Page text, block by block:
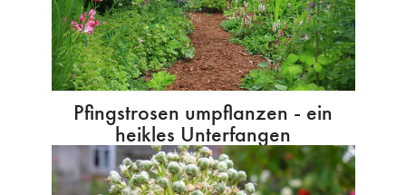
Pfingstrosen umpflanzen - ein
heikles Unterfangen